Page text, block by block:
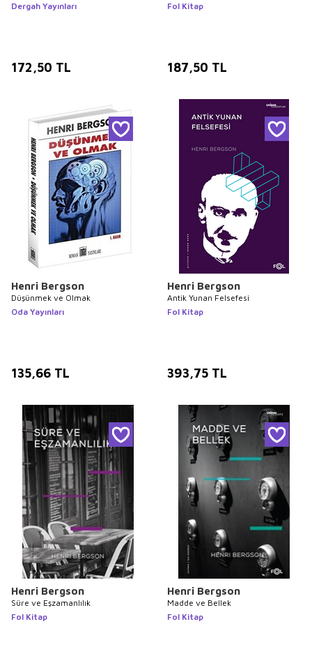
Dergah Yayınları
172,50 TL
Fol Kitap
187,50 TL
Henri Bergson
Düşünmek ve Olmak
Oda Yayınları
135,66 TL
Henri Bergson
Antik Yunan Felsefesi
Fol Kitap
393,75 TL
Henri Bergson
Süre ve Eşzamanlılık
Fol Kitap
Henri Bergson
Madde ve Bellek
Fol Kitap